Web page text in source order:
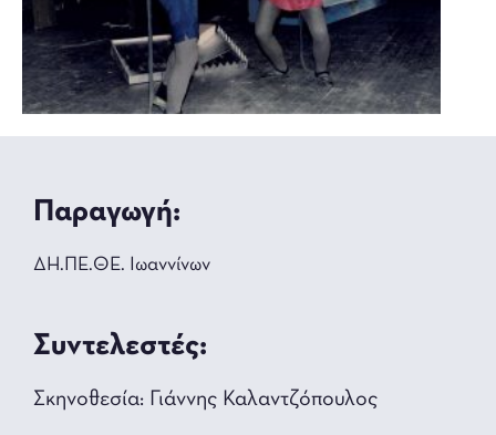
Παραγωγή:
ΔΗ.ΠΕ.ΘΕ. Ιωαννίνων
Συντελεστές:
Σκηνοθεσία: Γιάννης Καλαντζόπουλος